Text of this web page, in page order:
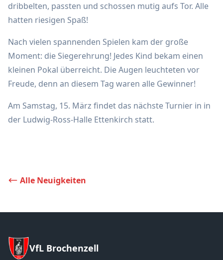
dribbelten, passten und schossen mutig aufs Tor. Alle
hatten riesigen Spaß!
Nach vielen spannenden Spielen kam der große
Moment: die Siegerehrung! Jedes Kind bekam einen
kleinen Pokal überreicht. Die Augen leuchteten vor
Freude, denn an diesem Tag waren alle Gewinner!
Am Samstag, 15. März findet das nächste Turnier in in
der Ludwig-Ross-Halle Ettenkirch statt.
Alle Neuigkeiten
VfL Brochenzell